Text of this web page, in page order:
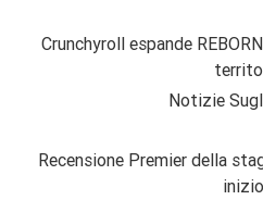
Crunchyroll espande
Notizie
Recensione Premier della
inizio